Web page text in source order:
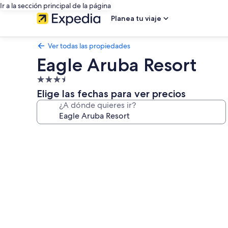
Ir a la sección principal de la página
Planea tu viaje
Ver todas las propiedades
Eagle Aruba Resort
Propiedad
de
3.5
estrellas
Elige las fechas para ver precios
¿A dónde quieres ir?